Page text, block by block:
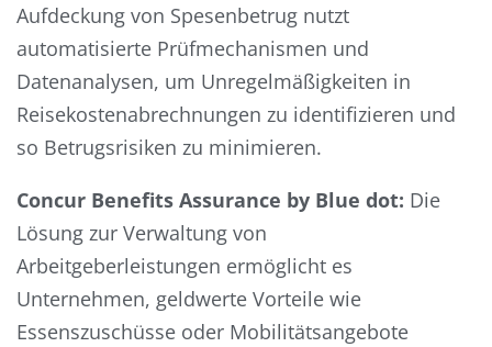
Aufdeckung von Spesenbetrug nutzt
automatisierte Prüfmechanismen und
Datenanalysen, um Unregelmäßigkeiten in
Reisekostenabrechnungen zu identifizieren und
so Betrugsrisiken zu minimieren.
Concur Benefits Assurance by Blue dot: Die
Lösung zur Verwaltung von
Arbeitgeberleistungen ermöglicht es
Unternehmen, geldwerte Vorteile wie
Essenszuschüsse oder Mobilitätsangebote